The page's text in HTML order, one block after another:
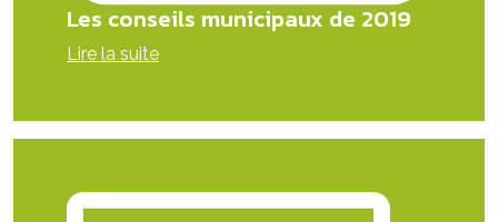
Les conseils municipaux de 2019
Lire la suite